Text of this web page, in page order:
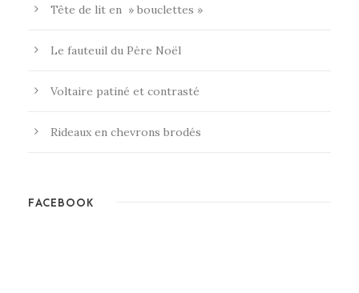
Tête de lit en » bouclettes »
Le fauteuil du Père Noël
Voltaire patiné et contrasté
Rideaux en chevrons brodés
FACEBOOK